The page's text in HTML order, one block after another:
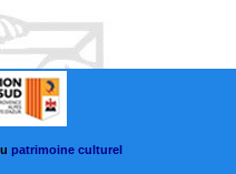
patrimoine culturel